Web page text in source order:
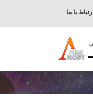
ارتباط با ما